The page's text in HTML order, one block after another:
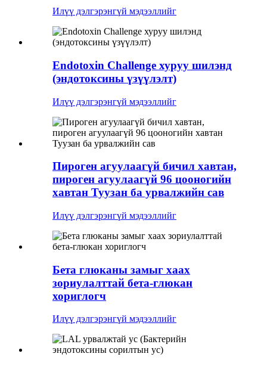
Илүү дэлгэрэнгүй мэдээллийг
Endotoxin Challenge хуруу шилэнд
(эндотоксины үзүүлэлт)
Илүү дэлгэрэнгүй мэдээллийг
Пироген агуулаагүй бичил хавтан,
пироген агуулаагүй 96 цооногийн
хавтан Туузан ба урвалжийн сав
Илүү дэлгэрэнгүй мэдээллийг
Бета глюканы замыг хаах
зориулалттай бета-глюкан
хориглогч
Илүү дэлгэрэнгүй мэдээллийг